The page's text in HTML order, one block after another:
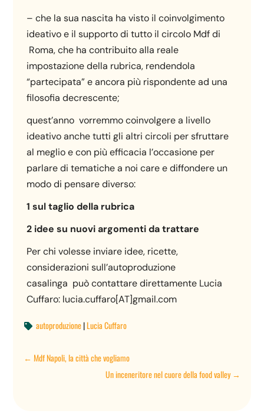
– che la sua nascita ha visto il coinvolgimento
ideativo e il supporto di tutto il circolo Mdf di
Roma, che ha contribuito alla reale
impostazione della rubrica, rendendola
“partecipata” e ancora più rispondente ad una
filosofia decrescente;
quest’anno vorremmo coinvolgere a livello
ideativo anche tutti gli altri circoli per sfruttare
al meglio e con più efficacia l’occasione per
parlare di tematiche a noi care e diffondere un
modo di pensare diverso:
1 sul taglio della rubrica
2 idee su nuovi argomenti da trattare
Per chi volesse inviare idee, ricette,
considerazioni sull’autoproduzione
casalinga può contattare direttamente Lucia
Cuffaro: lucia.cuffaro[AT]gmail.com
 autoproduzione|Lucia Cuffaro
←Mdf Napoli, la città che vogliamo
Un inceneritore nel cuore della food valley→